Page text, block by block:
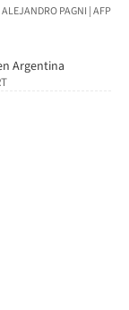
ALEJANDRO PAGNI | AFP
Argentina